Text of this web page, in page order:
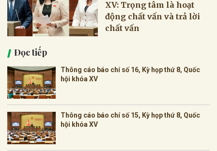
XV: Trọng tâm là hoạt
động chất vấn và trả lời
chất vấn
Đọc tiếp
Thông cáo báo chí số 16, Kỳ họp thứ 8, Quốc
hội khóa XV
Thông cáo báo chí số 15, Kỳ họp thứ 8, Quốc
hội khóa XV